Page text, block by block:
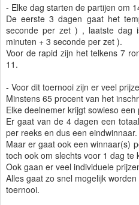
- Elke dag starten de partijen om
De eerste 3 dagen gaat het
seconde per zet ) , laatste
minuten + 3 seconde per zet ).
Voor de rapid zijn het telkens 7
11.
- Voor dit toernooi zijn er veel
Minstens 65 procent van het
Elke deelnemer krijgt sowieso een
Er gaat van de 4 dagen een
per reeks en dus een eindwinnaar.
Maar er gaat ook een winnaar(s)
toch ook om slechts voor 1 dag te
Ook gaan er veel individuele
Alles gaat zo snel mogelijk
toernooi.